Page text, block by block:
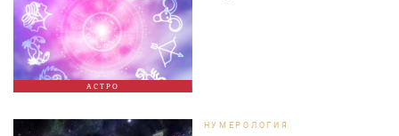
АСТРО
НУМЕРОЛОГИЯ